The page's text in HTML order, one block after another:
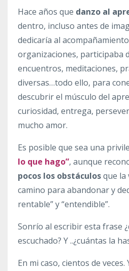
Hace años que danzo al
dentro, incluso antes de
dedicaría al
organizaciones, participaba
encuentros, meditaciones,
diversas…todo ello, para
descubrir el músculo del
curiosidad, entrega,
mucho amor.
Es posible que sea una
lo que hago”, aunque
pocos los obstáculosque la
camino para abandonar y
rentable” y “entendible”.
Sonrío al escribir esta frase
escuchado? Y ..¿cuántas la
En mi caso, cientos de